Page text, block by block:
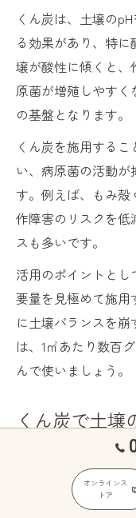
くん炭は、土壌の
る効果があり、特
壌が酸性に傾くと
原菌が増殖しやすく
の基盤となります。
くん炭を施用する
い、病原菌の活動
す。例えば、もみ
作障害のリスクを低
スも多いです。
活用のポイントと
要量を見極めて施
に土壌バランスを
は、1㎡あたり数百
んで使いましょう。
くん炭で土壌
くん炭の多孔質な
を向上させる特徴
オンラインス
トア